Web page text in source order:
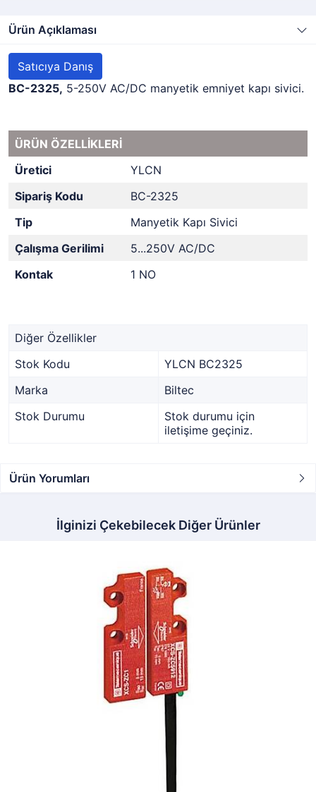
Ürün Açıklaması
Satıcıya Danış
BC-2325, 5-250V AC/DC manyetik emniyet kapı sivici.
ÜRÜN ÖZELLİKLERİ
Üretici
YLCN
Sipariş Kodu
BC-2325
Tip
Manyetik Kapı Sivici
Çalışma Gerilimi
5...250V AC/DC
Kontak
1 NO
Diğer Özellikler
Stok Kodu
YLCN BC2325
Marka
Biltec
Stok Durumu
Stok durumu için
iletişime geçiniz.
Ürün Yorumları
İlginizi Çekebilecek Diğer Ürünler